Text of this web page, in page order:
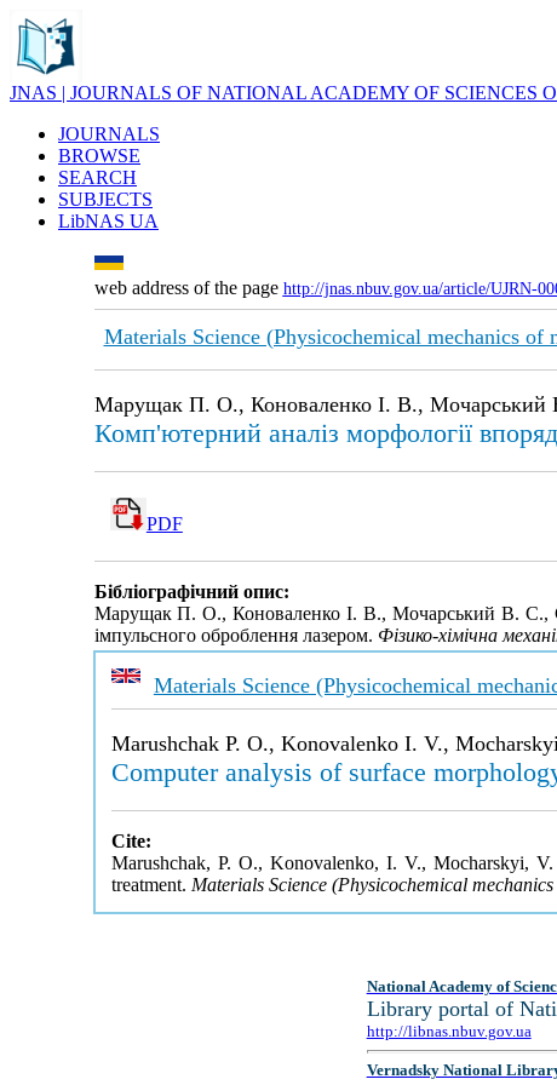
JNAS | JOURNALS OF NATIONAL ACADEMY OF SCIENCES
JOURNALS
BROWSE
SEARCH
SUBJECTS
LibNAS UA
web address of the page http://jnas.nbuv.gov.ua/article/UJRN-
Materials Science (Physicochemical mechanics of
Марущак П. О., Коноваленко І. В.,
Комп'ютерний аналіз морфології
PDF
Бібліографічний опис:
Марущак П. О., Коноваленко І. В., Мочарський В. С.,
імпульсного оброблення лазером. Фізико-хімічна
Materials Science (Physicochemical
Marushchak P. O., Konovalenko I. V.,
Computer analysis of surface
Cite:
Marushchak, P. O., Konovalenko, I. V., Mocharskyi,
treatment. Materials Science (Physicochemical
National Academy of
Library portal of
http://libnas.nbuv.gov.ua
Vernadsky National